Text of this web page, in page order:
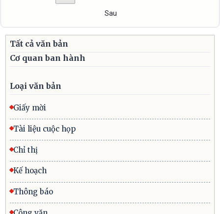
Sau
Tất cả văn bản
Cơ quan ban hành
Loại văn bản
Giấy mời
Tài liệu cuộc họp
Chỉ thị
Kế hoạch
Thông báo